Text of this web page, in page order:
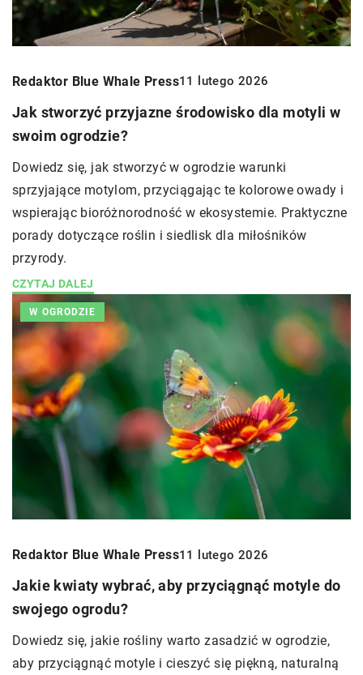
Redaktor Blue Whale Press11 lutego 2026
Jak stworzyć przyjazne środowisko dla motyli w
swoim ogrodzie?
Dowiedz się, jak stworzyć w ogrodzie warunki
sprzyjające motylom, przyciągając te kolorowe owady i
wspierając bioróżnorodność w ekosystemie. Praktyczne
porady dotyczące roślin i siedlisk dla miłośników
przyrody.
CZYTAJ DALEJ
W OGRODZIE
Redaktor Blue Whale Press11 lutego 2026
Jakie kwiaty wybrać, aby przyciągnąć motyle do
swojego ogrodu?
Dowiedz się, jakie rośliny warto zasadzić w ogrodzie,
aby przyciągnąć motyle i cieszyć się piękną, naturalną